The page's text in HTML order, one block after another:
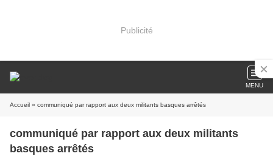
Publicité
MENU
Accueil » communiqué par rapport aux deux militants basques arrêtés
communiqué par rapport aux deux militants
basques arrêtés